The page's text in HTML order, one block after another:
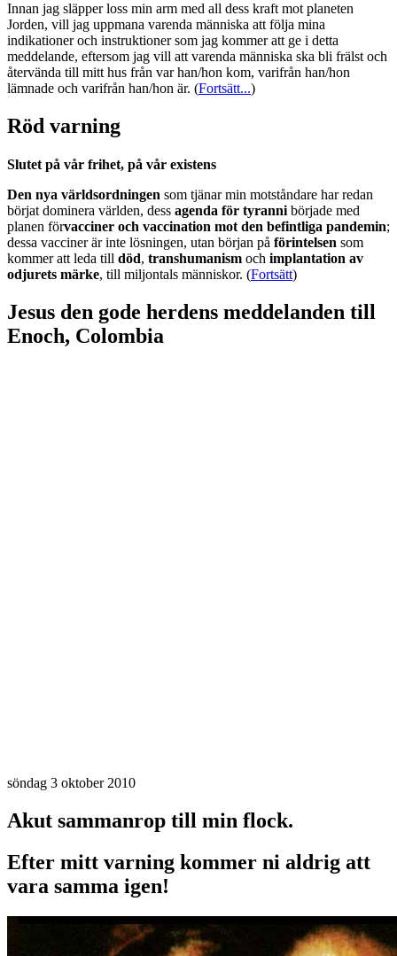
Innan jag släpper loss min arm med all dess kraft mot planeten
Jorden, vill jag uppmana varenda människa att följa mina
indikationer och instruktioner som jag kommer att ge i detta
meddelande, eftersom jag vill att varenda människa ska bli frälst och
återvända till mitt hus från var han/hon kom, varifrån han/hon
lämnade och varifrån han/hon är. (Fortsätt...)
Röd varning
Slutet på vår frihet, på vår existens
Den nya världsordningen som tjänar min motståndare har redan
börjat dominera världen, dess agenda för tyranni började med
planen förvacciner och vaccination mot den befintliga pandemin;
dessa vacciner är inte lösningen, utan början på förintelsen som
kommer att leda till död, transhumanism och implantation av
odjurets märke, till miljontals människor. (Fortsätt)
Jesus den gode herdens meddelanden till
Enoch, Colombia
söndag 3 oktober 2010
Akut sammanrop till min flock.
Efter mitt varning kommer ni aldrig att
vara samma igen!